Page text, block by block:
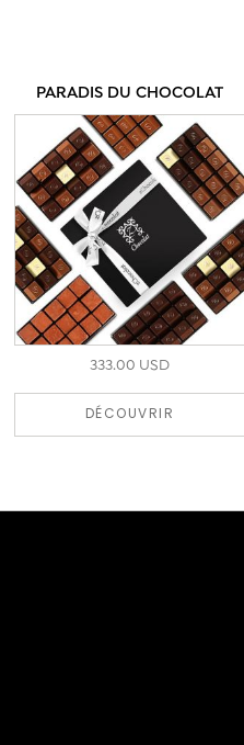
PARADIS DU CHOCOLAT
333.00 USD
DÉCOUVRIR